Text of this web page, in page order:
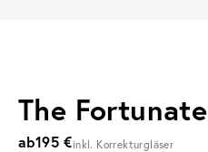
The Fortunate
ab195 €inkl. Korrekturgläser